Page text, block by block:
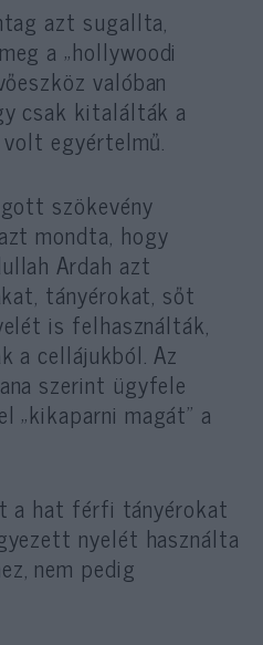
azt sugallta,
a „hollywoodi
valóban
csak kitalálták a
egyértelmű.
szökevény
mondta, hogy
Ardah azt
tányérokat, sőt
is felhasználták,
a cellájukból. Az
szerint ügyfele
„kikaparni magát” a
a hat férfi tányérokat
nyelét használta
nem pedig